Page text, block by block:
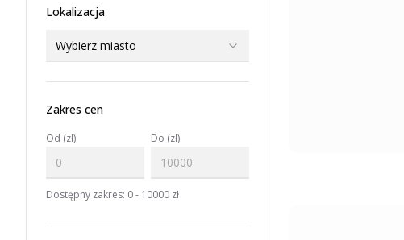
Lokalizacja
Wybierz miasto
Zakres cen
Od (zł) Do (zł)
Dostępny zakres: 0- 10000 zł